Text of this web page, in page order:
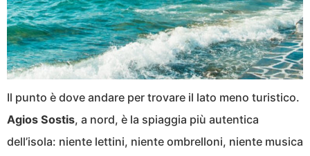
Il punto è dove andare per trovare il lato meno turistico.
Agios Sostis, a nord, è la spiaggia più autentica
dell’isola: niente lettini, niente ombrelloni, niente musica